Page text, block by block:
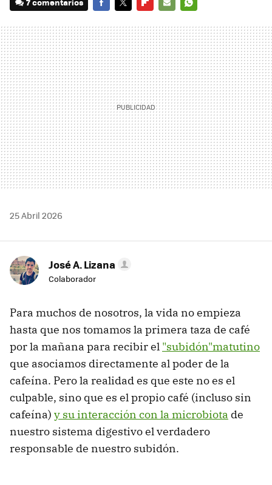
7 comentarios
MAIL
25 Abril 2026
José A. Lizana
Colaborador
Para muchos de nosotros, la vida no empieza
hasta que nos tomamos la primera taza de café
por la mañana para recibir el "subidón"matutino
que asociamos directamente al poder de la
cafeína. Pero la realidad es que este no es el
culpable, sino que es el propio café (incluso sin
cafeína) y su interacción con la microbiota de
nuestro sistema digestivo el verdadero
responsable de nuestro subidón.